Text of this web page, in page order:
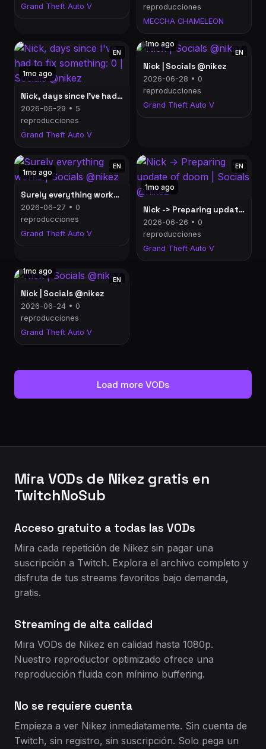
Grand Theft Auto V
reproducciones
MECCHA CHAMELEON
1mo ago
EN
Nick, days since I've had to fix something: 0 | Socials @nikez
2026-06-29 • 5
reproducciones
Grand Theft Auto V
1mo ago
EN
Nick | Socials @nikez
2026-06-28 • 0
reproducciones
Grand Theft Auto V
1mo ago
EN
Surely everything works | Socials @nikez
2026-06-27 • 0
reproducciones
Grand Theft Auto V
1mo ago
EN
Nick -> Preparing update of doom | Socials @nikez
2026-06-26 • 0
reproducciones
Grand Theft Auto V
1mo ago
EN
Nick | Socials @nikez
2026-06-24 • 0
reproducciones
Grand Theft Auto V
Load more VODs
Mira VODs de Nikez gratis en
TwitchNoSub
Acceso gratuito a todas las VODs
Mira cada repetición de Nikez sin pagar una
suscripción a Twitch. Explora el archivo completo y
disfruta de tus streams favoritos bajo demanda,
gratis.
Streaming de alta calidad
Mira VODs de Nikez en calidad hasta 1080p.
Nuestro reproductor optimizado ofrece una
reproducción fluida con mínimo buffering.
No se requiere cuenta
Empieza a ver Nikez inmediatamente. Sin cuenta de
Twitch, sin registro, sin suscripción. Solo pega un